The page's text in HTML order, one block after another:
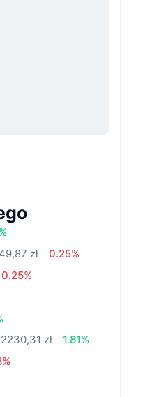
zł
0.25%
0.25%
2230,31 zł
1.81%